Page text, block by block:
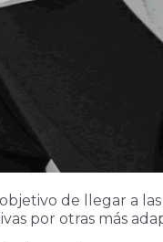
de llegar a
por otras más